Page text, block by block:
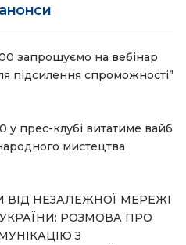
анонси
запрошуємо на вебінар
підсилення спроможності”
у прес-клубі витатиме вайб
мистецтва
ВІД НЕЗАЛЕЖНОЇ МЕРЕЖІ
РОЗМОВА ПРО
З